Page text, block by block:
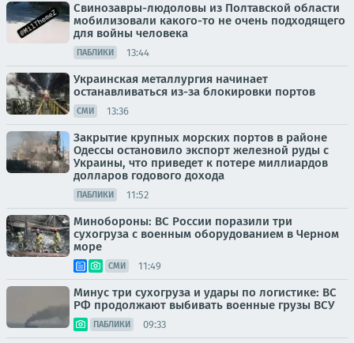
Свинозавры-людоловы из Полтавской области
мобилизовали какого-то не очень подходящего
для войны человека
ПАБЛИКИ 13:44
Украинская металлургия начинает
останавливаться из-за блокировки портов
СМИ 13:36
Закрытие крупных морских портов в районе
Одессы остановило экспорт железной руды с
Украины, что приведет к потере миллиардов
долларов годового дохода
ПАБЛИКИ 11:52
Минобороны: ВС России поразили три
сухогруза с военным оборудованием в Черном
море
СМИ 11:49
Минус три сухогруза и удары по логистике: ВС
РФ продолжают выбивать военные грузы ВСУ
ПАБЛИКИ 09:33